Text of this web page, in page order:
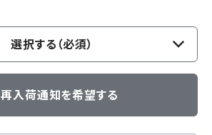
選択する（必須）
再入荷通知を希望する